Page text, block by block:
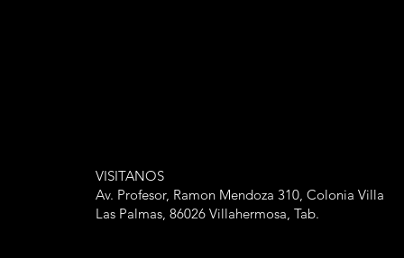
VISITANOS
Av. Profesor, Ramon Mendoza 310, Colonia Villa
Las Palmas, 86026 Villahermosa, Tab.